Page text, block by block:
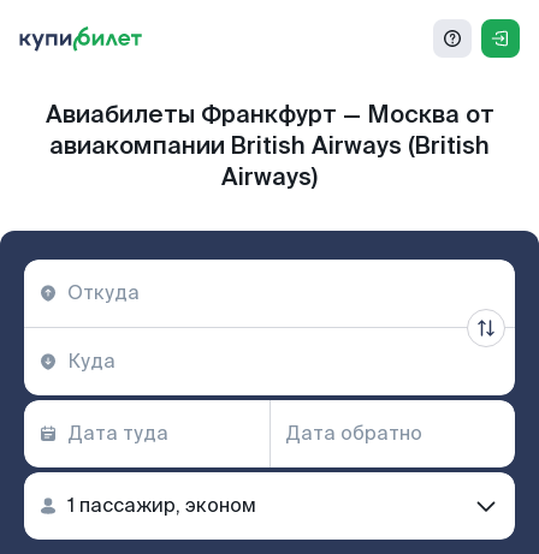
Авиабилеты Франкфурт — Москва от
авиакомпании British Airways (British
Airways)